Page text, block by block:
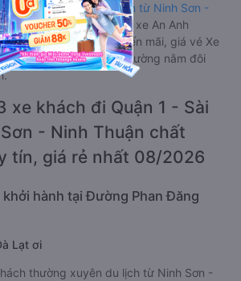
đôi đi Quận 1 - Sài Gòn từ Ninh Sơn -
350000VND của hãng xe An Anh
vào chương trình khuyến mãi, giá vé Xe
đi Quận 1 - Sài Gòn giường nằm đôi
xe khách đi Quận 1 - Sài
- Ninh Thuận chất
tín, giá rẻ nhất 08/2026
khởi hành tại Đường Phan Đăng
Lạt ơi
thường xuyên du lịch từ Ninh Sơn -